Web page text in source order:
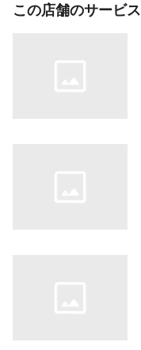
この店舗のサービス